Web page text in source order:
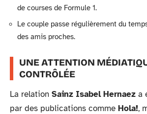
de courses de Formule 1.
Le couple passe régulièrement du
des amis proches.
UNE ATTENTION
CONTRÔLÉE
La relation Sainz Isabel Hernaez a
par des publications comme Hola!,